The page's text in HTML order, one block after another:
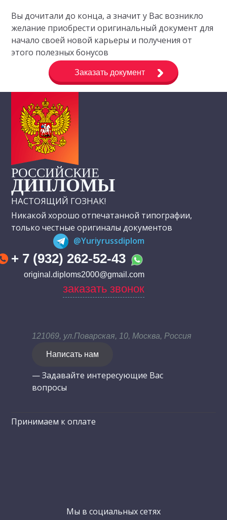
Вы дочитали до конца, а значит у Вас возникло
желание приобрести оригинальный документ для
начало своей новой карьеры и получения от
этого полезных бонусов
Заказать документ
РОССИЙСКИЕ
ДИПЛОМЫ
НАСТОЯЩИЙ ГОЗНАК!
Никакой хорошо отпечатанной типографии,
только честные оригиналы документов
@Yuriyrussdiplom
+ 7 (932) 262-52-43
original.diploms2000@gmail.com
заказать звонок
121069, ул.Поварская, 10, Москва, Россия
Написать нам
— Задавайте интересующие Вас
вопросы
Принимаем к оплате
Мы в социальных сетях